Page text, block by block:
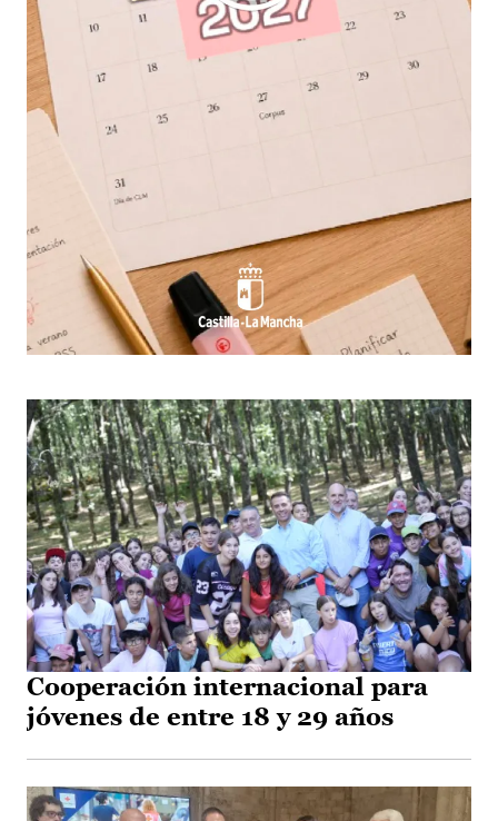
Cooperación internacional para
jóvenes de entre 18 y 29 años